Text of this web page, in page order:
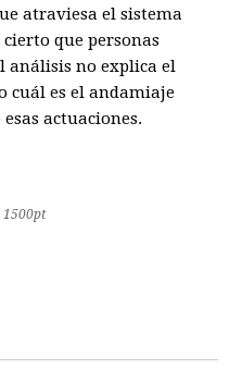
atraviesa el sistema
que personas
análisis no explica el
cuál es el andamiaje
actuaciones.
1500pt